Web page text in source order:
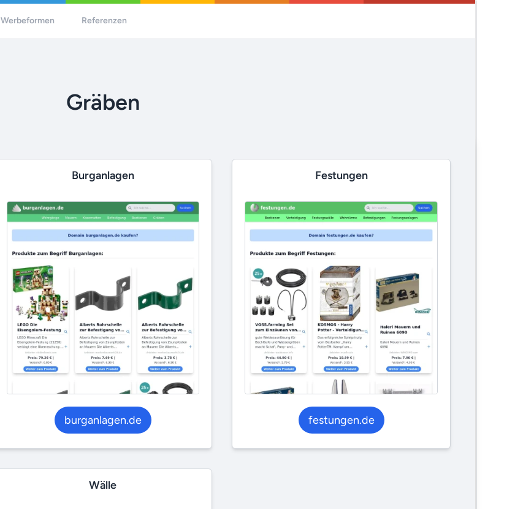
Werbeformen Referenzen
Gräben
Burganlagen
burganlagen.de
Festungen
festungen.de
Wälle